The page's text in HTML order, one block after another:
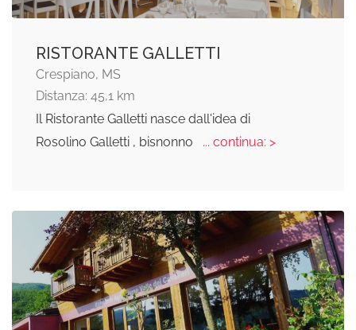
RISTORANTE GALLETTI
Crespiano, MS
Distanza: 45,1 km
Il Ristorante Galletti nasce dall'idea di
Rosolino Galletti , bisnonno
... continua: >